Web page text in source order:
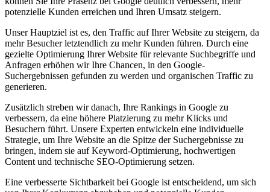
potenzielle Kunden erreichen und Ihren Umsatz steigern.
Unser Hauptziel ist es, den Traffic auf Ihrer Website zu steigern, da
mehr Besucher letztendlich zu mehr Kunden führen. Durch eine
gezielte Optimierung Ihrer Website für relevante Suchbegriffe und
Anfragen erhöhen wir Ihre Chancen, in den Google-
Suchergebnissen gefunden zu werden und organischen Traffic zu
generieren.
Zusätzlich streben wir danach, Ihre Rankings in Google zu
verbessern, da eine höhere Platzierung zu mehr Klicks und
Besuchern führt. Unsere Experten entwickeln eine individuelle
Strategie, um Ihre Website an die Spitze der Suchergebnisse zu
bringen, indem sie auf Keyword-Optimierung, hochwertigen
Content und technische SEO-Optimierung setzen.
Eine verbesserte Sichtbarkeit bei Google ist entscheidend, um sich